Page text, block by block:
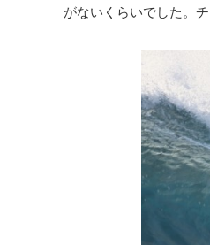
がないくらいでした。